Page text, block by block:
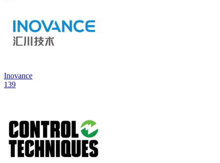
Inovance
139